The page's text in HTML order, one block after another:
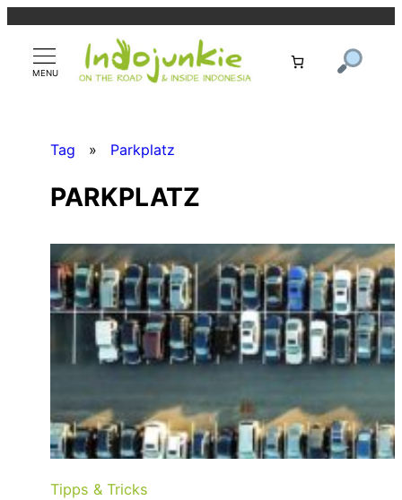
springen
Tag » Parkplatz
PARKPLATZ
Tipps & Tricks